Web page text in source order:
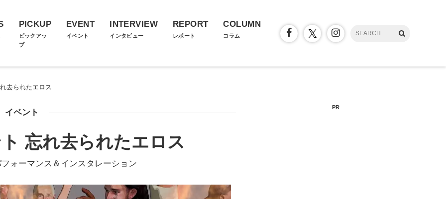
PICKUP
ピックアッ
プ
EVENT
イベント
INTERVIEW
インタビュー
REPORT
レポート
COLUMN
コラム
去られたエロス
イベント
忘れ去られたエロス
ォーマンス＆インスタレーション
PR